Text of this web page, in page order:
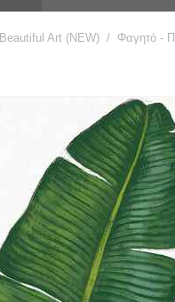
Beautiful Art (NEW) / Φαγητό -